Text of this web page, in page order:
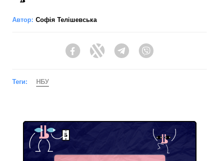
Автор: Софія Телішевська
FacebookTwitter Telegram
Теги: НБУ